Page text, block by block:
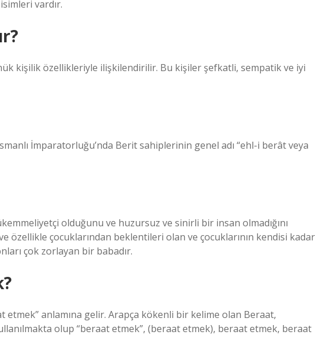
vardır.
kişilik özellikleriyle ilişkilendirilir. Bu kişiler şefkatli, sempatik ve iyi
İmparatorluğu’nda Berit sahiplerinin genel adı “ehl-i berât veya
olduğunu ve huzursuz ve sinirli bir insan olmadığını
özellikle çocuklarından beklentileri olan ve çocuklarının kendisi kadar
çok zorlayan bir babadır.
etmek” anlamına gelir. Arapça kökenli bir kelime olan Beraat,
olup “beraat etmek”, (beraat etmek), beraat etmek, beraat